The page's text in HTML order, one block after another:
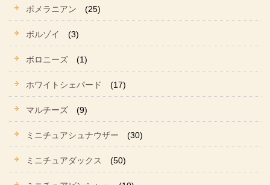
ポメラニアン (25)
ボルゾイ (3)
ボロニーズ (1)
ホワイトシェパード (17)
マルチーズ (9)
ミニチュアシュナウザー (30)
ミニチュアダックス (50)